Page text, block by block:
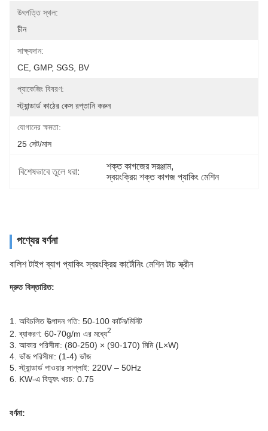
উৎপত্তি স্থল:
চীন
সাক্ষ্যদান:
CE, GMP, SGS, BV
প্যাকেজিং বিবরণ:
স্ট্যান্ডার্ড কাঠের কেস রপ্তানি করুন
যোগানের ক্ষমতা:
25 সেট/মাস
বিশেষভাবে তুলে ধরা:
শক্ত কাগজের সরঞ্জাম,
স্বয়ংক্রিয় শক্ত কাগজ প্যাকিং মেশিন
পণ্যের বর্ণনা
বালিশ টাইপ ব্যাগ প্যাকিং স্বয়ংক্রিয় কার্টোনিং মেশিন টাচ স্ক্রীন
দ্রুত বিস্তারিত:
1. অবিচলিত উত্পাদন গতি: 50-100 কার্টন/মিনিট
2. ব্যাকরণ: 60-70g/m এর মধ্যে2
3. আকার পরিসীমা: (80-250) × (90-170) মিমি (L×W)
4. ভাঁজ পরিসীমা: (1-4) ভাঁজ
5. স্ট্যান্ডার্ড পাওয়ার সাপ্লাই: 220V – 50Hz
6. KW-এ বিদ্যুৎ খরচ: 0.75
বর্ণনা: